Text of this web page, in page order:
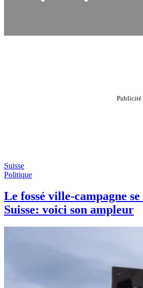
Suisse
Politique
Le fossé ville-campagne se
Suisse: voici son ampleur